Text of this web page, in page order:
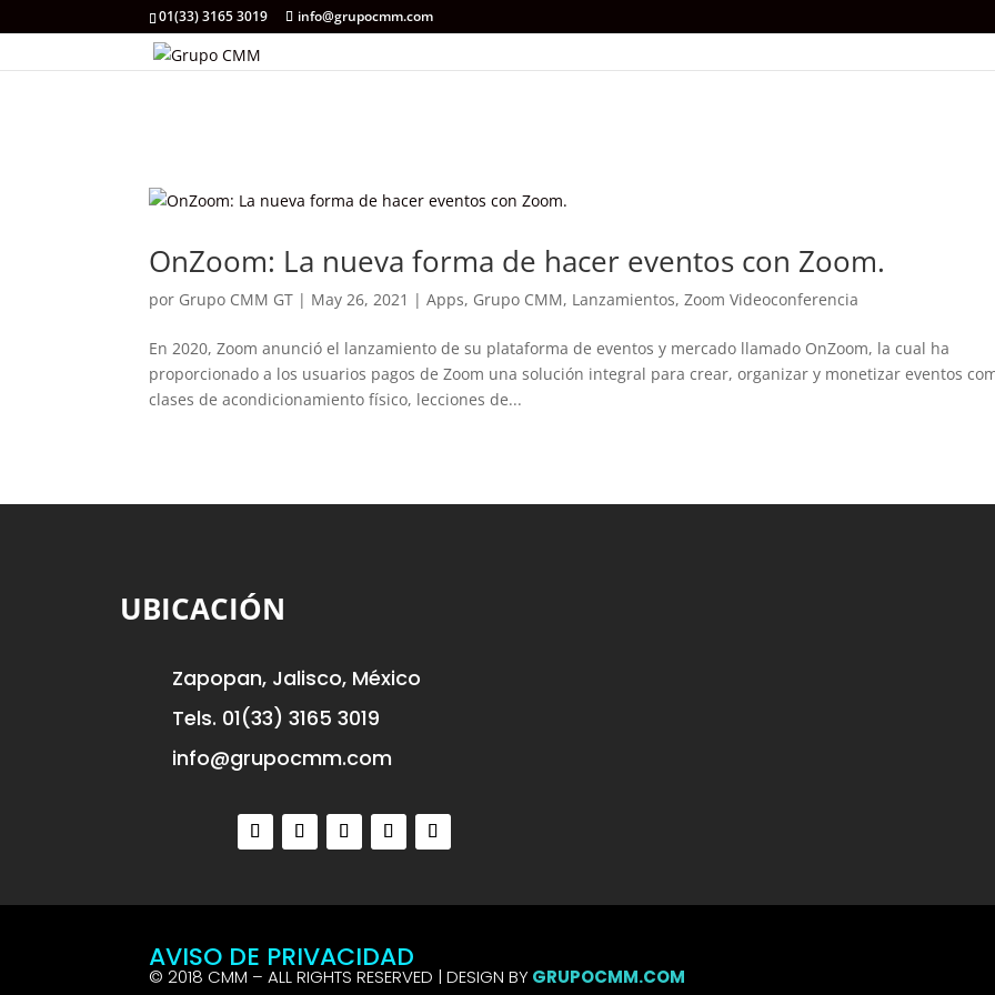
01(33) 3165 3019 info@grupocmm.com
OnZoom: La nueva forma de hacer eventos con Zoom.
por Grupo CMM GT | May 26, 2021 |Apps, Grupo CMM, Lanzamientos,Zoom Videoconferencia
En 2020, Zoom anunció el lanzamiento de su plataforma de eventos y mercado llamado OnZoom, la cual ha
proporcionado a los usuarios pagos de Zoom una solución integral para crear, organizar y monetizar eventos
clases de acondicionamiento físico, lecciones de...
UBICACIÓN
Zapopan, Jalisco, México
Tels. 01(33) 3165 3019
info@grupocmm.com
AVISO DE PRIVACIDAD
© 2018 CMM – ALL RIGHTS RESERVED | DESIGN BY GRUPOCMM.COM